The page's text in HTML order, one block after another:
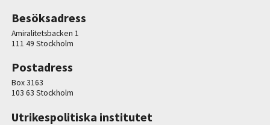
Besöksadress
Amiralitetsbacken 1
111 49 Stockholm
Postadress
Box 3163
103 63 Stockholm
Utrikespolitiska institutet